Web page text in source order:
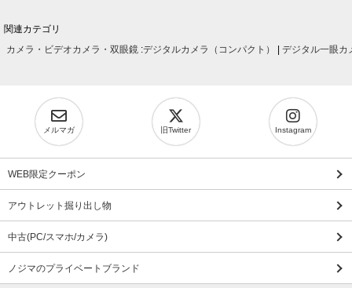
関連カテゴリ
カメラ・ビデオカメラ・双眼鏡 :デジタルカメラ（コンパクト） デジタル一眼カ
メルマガ 旧Twitter Instagram
WEB限定クーポン
アウトレット掘り出し物
中古(PC/スマホ/カメラ)
ノジマのプライベートブランド